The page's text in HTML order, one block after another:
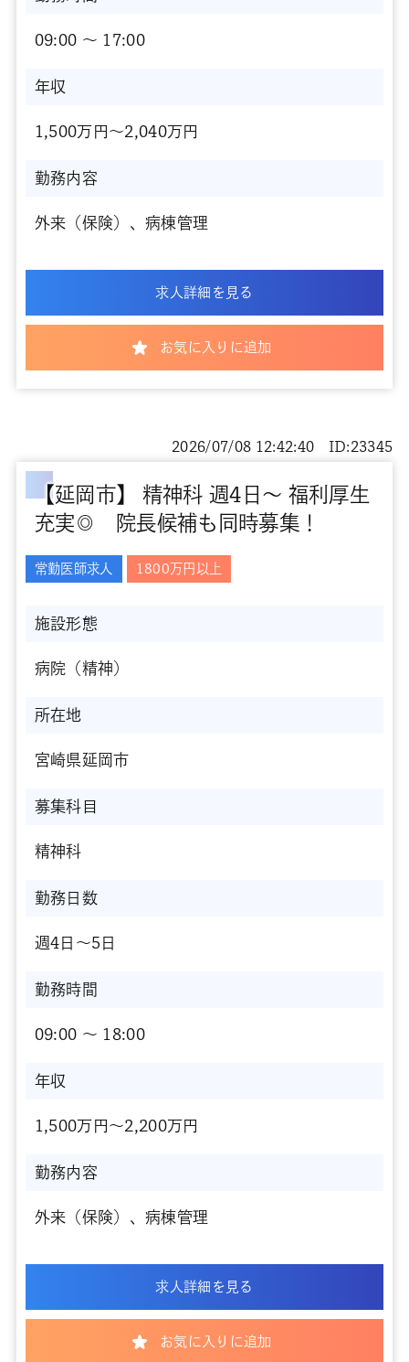
09:00 〜 17:00
年収
1,500万円～2,040万円
勤務内容
外来（保険）、病棟管理
求人詳細を見る
お気に入りに追加
【延岡市】 精神科 週4日～ 福利厚生
充実◎ 院長候補も同時募集！
2026/07/08 12:42:40 ID:23345
常勤医師求人 1800万円以上
施設形態
病院（精神）
所在地
宮崎県延岡市
募集科目
精神科
勤務日数
週4日～5日
勤務時間
09:00 〜 18:00
年収
1,500万円～2,200万円
勤務内容
外来（保険）、病棟管理
求人詳細を見る
お気に入りに追加